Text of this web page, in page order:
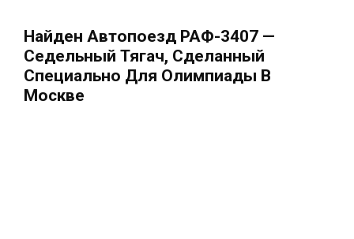
Найден Автопоезд РАФ-3407 —
Седельный Тягач, Сделанный
Специально Для Олимпиады В
Москве